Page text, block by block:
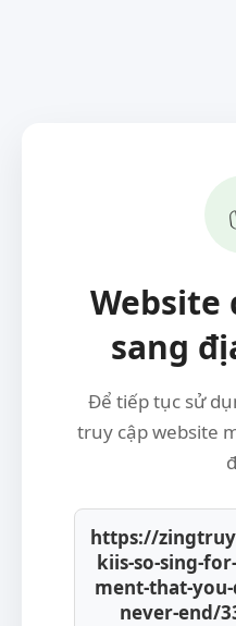
Website
sang
Để tiếp tục sử
truy cập website
https://
kiis-so-sing-
ment-that-
never-end/